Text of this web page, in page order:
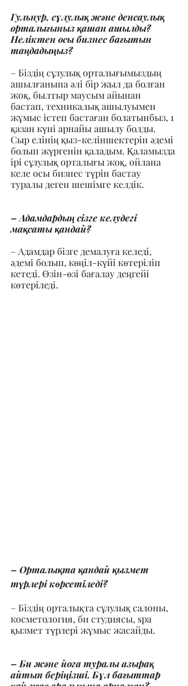
Гульнур, сұлулық және денсаулық
орталығыныз қашан ашылды?
Неліктен осы бизнес бағытын
таңдадыңыз?
– Біздің сұлулық орталығымыздың
ашылғанына әлі бір жыл да болған
жоқ, былтыр маусым айынан
бастап, техникалық ашылуымен
жұмыс істеп бастаған болатынбыз, 1
қазан күні арнайы ашылу болды.
Сыр елінің қыз-келіншектерін әдемі
болып жүргенін қаладым. Қаламызда
ірі сұлулық орталығы жоқ, ойлана
келе осы бизнес түрін бастау
туралы деген шешімге келдік.
– Адамдардың сізге келудегі
мақсаты қандай?
– Адамдар бізге демалуға келеді,
әдемі болып, көңіл-күйі көтеріліп
кетеді. Өзін-өзі бағалау деңгейі
көтеріледі.
– Орталықта қандай қызмет
түрлері көрсетіледі?
– Біздің орталықта сұлулық салоны,
косметология, би студиясы, spa
қызмет түрлері жұмыс жасайды.
– Би және йога туралы азырақ
айтып беріңізші. Бұл бағыттар